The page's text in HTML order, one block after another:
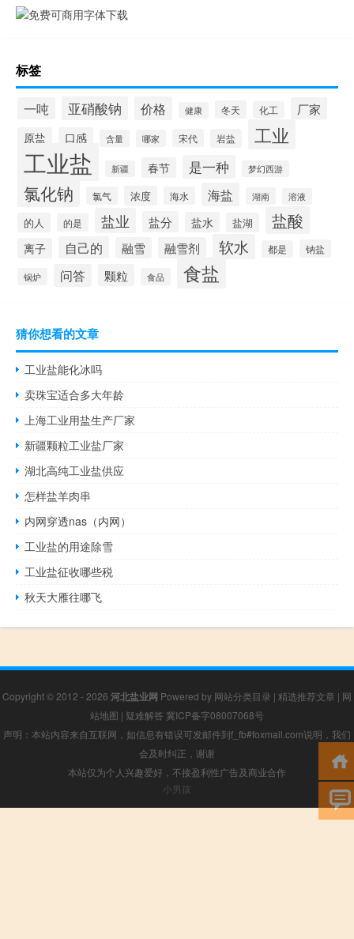
标签
一吨 亚硝酸钠 价格 健康 冬天 化工 厂家
原盐 口感 含量 哪家 宋代 岩盐 工业
工业盐 新疆 春节 是一种 梦幻西游
氯化钠 氯气 浓度 海水 海盐 湖南 溶液
的人 的是 盐业 盐分 盐水 盐湖 盐酸
离子 自己的 融雪 融雪剂 软水 都是 钠盐
锅炉 问答 颗粒 食品 食盐
猜你想看的文章
工业盐能化冰吗
卖珠宝适合多大年龄
上海工业用盐生产厂家
新疆颗粒工业盐厂家
湖北高纯工业盐供应
怎样盐羊肉串
内网穿透nas（内网）
工业盐的用途除雪
工业盐征收哪些税
秋天大雁往哪飞
Copyright © 2012 - 2026 河北盐业网 Powered by 网站分类目录 | 精选推荐文章 | 网
站地图 | 疑难解答 冀ICP备字08007068号
声明：本站内容来自互联网，如信息有错误可发邮件到f_fb#foxmail.com说明，我们
会及时纠正，谢谢
本站仅为个人兴趣爱好，不接盈利性广告及商业合作
小男孩